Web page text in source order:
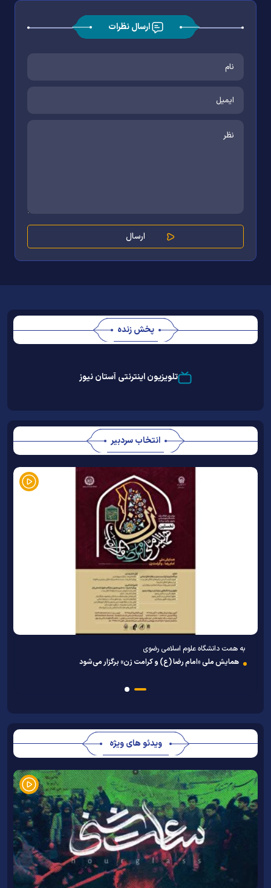
ارسال نظرات
پخش زنده
تلویزیون اینترنتی آستان نیوز
انتخاب سردبیر
به همت دانشگاه علوم اسلامی رضوی
همایش ملی «امام رضا (ع) و کرامت زن» برگزار می‌شود
ویدئو های ویژه